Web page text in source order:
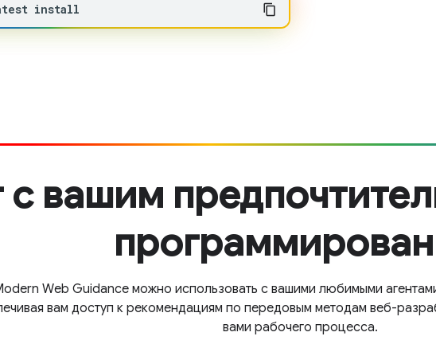
install
с вашим
Web Guidance можно использовать с вашими любимыми
вам доступ к рекомендациям по передовым методам веб-
вами рабочего процесса.